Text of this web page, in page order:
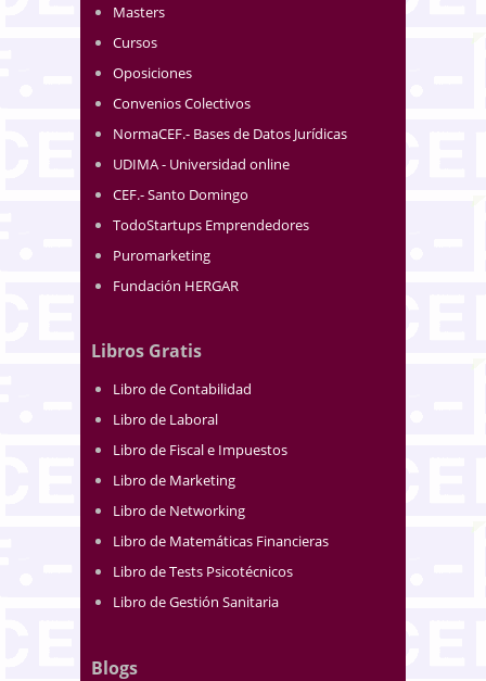
Masters
Cursos
Oposiciones
Convenios Colectivos
NormaCEF.- Bases de Datos Jurídicas
UDIMA - Universidad online
CEF.- Santo Domingo
TodoStartups Emprendedores
Puromarketing
Fundación HERGAR
Libros Gratis
Libro de Contabilidad
Libro de Laboral
Libro de Fiscal e Impuestos
Libro de Marketing
Libro de Networking
Libro de Matemáticas Financieras
Libro de Tests Psicotécnicos
Libro de Gestión Sanitaria
Blogs